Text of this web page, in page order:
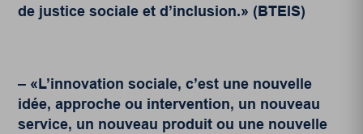
de justice sociale et d’inclusion.» (BTEIS)
– «L’innovation sociale, c’est une nouvelle
idée, approche ou intervention, un nouveau
service, un nouveau produit ou une nouvelle